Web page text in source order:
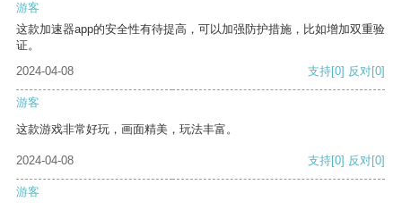
游客
这款加速器app的安全性有待提高，可以加强防护措施，比如增加双重验
证。
2024-04-08
支持[0] 反对[0]
游客
这款游戏非常好玩，画面精美，玩法丰富。
2024-04-08 支持[0] 反对[0]
游客